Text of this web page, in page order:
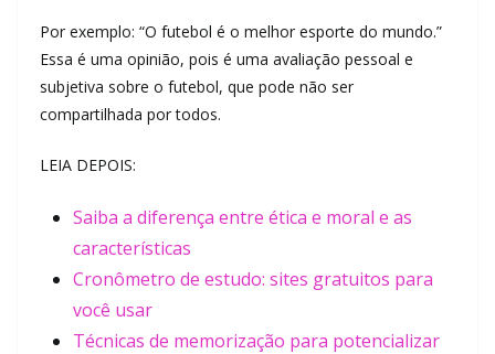
Por exemplo: “O futebol é o melhor esporte do mundo.”
Essa é uma opinião, pois é uma avaliação pessoal e
subjetiva sobre o futebol, que pode não ser
compartilhada por todos.
LEIA DEPOIS:
Saiba a diferença entre ética e moral e as
características
Cronômetro de estudo: sites gratuitos para
você usar
Técnicas de memorização para potencializar